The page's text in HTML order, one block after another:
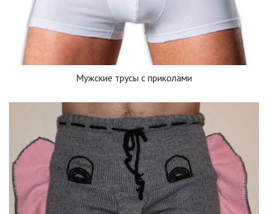
Мужские трусы с приколами